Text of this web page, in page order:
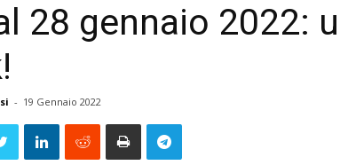
28 gennaio 2022:
- 19 Gennaio 2022